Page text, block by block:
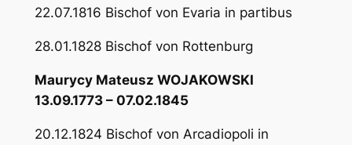
22.07.1816 Bischof von Evaria in partibus
28.01.1828 Bischof von Rottenburg
Maurycy Mateusz WOJAKOWSKI
13.09.1773 – 07.02.1845
20.12.1824 Bischof von Arcadiopoli in